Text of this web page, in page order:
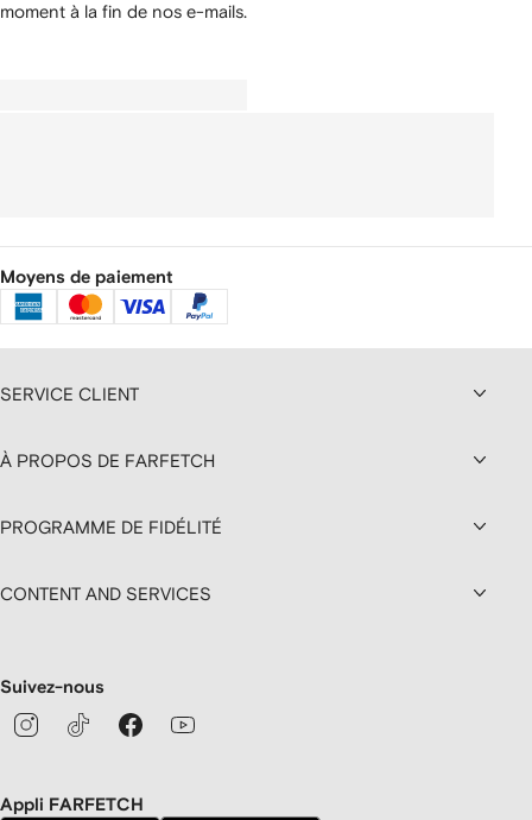
moment à la fin de nos e-mails.
Moyens de paiement
SERVICE CLIENT
À PROPOS DE FARFETCH
PROGRAMME DE FIDÉLITÉ
CONTENT AND SERVICES
Suivez-nous
Appli FARFETCH